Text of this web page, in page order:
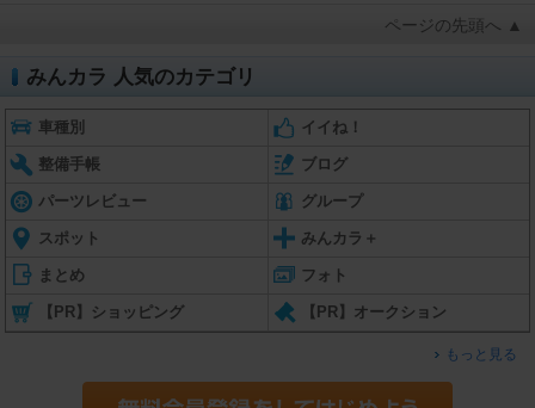
ページの先頭へ ▲
みんカラ 人気のカテゴリ
車種別 イイね！
整備手帳 ブログ
パーツレビュー グループ
スポット みんカラ＋
まとめ フォト
【PR】ショッピング 【PR】オークション
もっと見る